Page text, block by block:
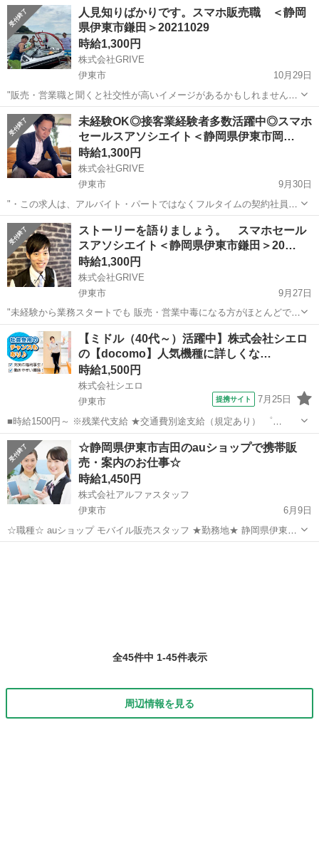
稼ぐ」といった考え方は 通用しなくなってきているように思えます。
個人として ...
静岡 伊東市 携帯ショップ
人見知りばかりです。スマホ販売職 ＜静岡
県伊東市鎌田＞20211029
時給1,300円
株式会社GRIVE
伊東市
10月29日
"販売・営業職と聞くと社交性が高いイメージがあるかもしれません
が、実はほとんどの販売員が人見知り出身者。『人見知りしなければ
よかった！と後悔した事は何度もあります...』そんな方にはピッタリ
かもしれません。 〈想定給与...
静岡 伊東市 携帯ショップ
未経験OK◎接客業経験者多数活躍中◎スマホ
セールスアソシエイト＜静岡県伊東市岡…
時給1,300円
株式会社GRIVE
伊東市
9月30日
"・この求人は、アルバイト・パートではなくフルタイムの契約社員求
人です。 応募後に、履歴事項入力用のURLをお送り致しますのでご入
力ください。 ※履歴事項の入力で履歴書不要となります。 【内容】
こちらの求人をご...
静岡 伊東市 携帯ショップ
ストーリーを語りましょう。 スマホセール
スアソシエイト＜静岡県伊東市鎌田＞20…
時給1,300円
株式会社GRIVE
伊東市
9月27日
"未経験から業務スタートでも 販売・営業中毒になる方がほとんどで
す。 業務内容としては家電量販店で スマホやWiFiの案内をして契約数
を 伸ばすのがお仕事なのですが...。 なぜ、10年以上かたくなに携帯
会...
静岡 伊東市 携帯ショップ
【ミドル（40代～）活躍中】株式会社シエロ
の【docomo】人気機種に詳しくな…
時給1,500円
株式会社シエロ
伊東市
提携サイト 7月25日
■時給1500円～ ※残業代支給 ★交通費別途支給（規定あり） ゜
+゜・。○。・゜+゜・。○。・゜+゜ 入社祝い金10万円支給(規定有) お
友達を紹介頂くと, インセンティブ支給(規定有) ★月2回払い・週払い
可能（規...
静岡 携帯ショップ
☆静岡県伊東市吉田のauショップで携帯販
売・案内のお仕事☆
時給1,450円
株式会社アルファスタッフ
伊東市
6月9日
☆職種☆ auショップ モバイル販売スタッフ ★勤務地★ 静岡県伊東市
吉田 ☆給与☆ 時給 1450円 ※残業時 時給1813円 ★勤務時間★ 10:00
全45件中 1-45件表示
周辺情報を見る